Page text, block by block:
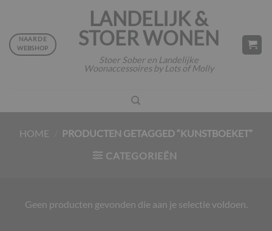
inhoud
LANDELIJK &
STOER WONEN
Stoer Sober en Landelijke
Woonaccessoires by Lots of Molly
NAAR DE
WEBSHOP
HOME
PRODUCTEN GETAGGED “KUNSTBOEKET”
CATEGORIEËN
Geen producten gevonden die aan je selectie voldoen.